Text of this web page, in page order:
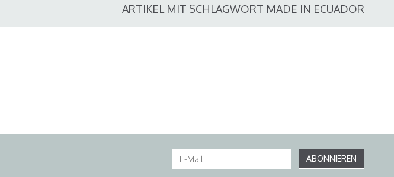
ARTIKEL MIT SCHLAGWORT MADE IN ECUADOR
ABONNIEREN